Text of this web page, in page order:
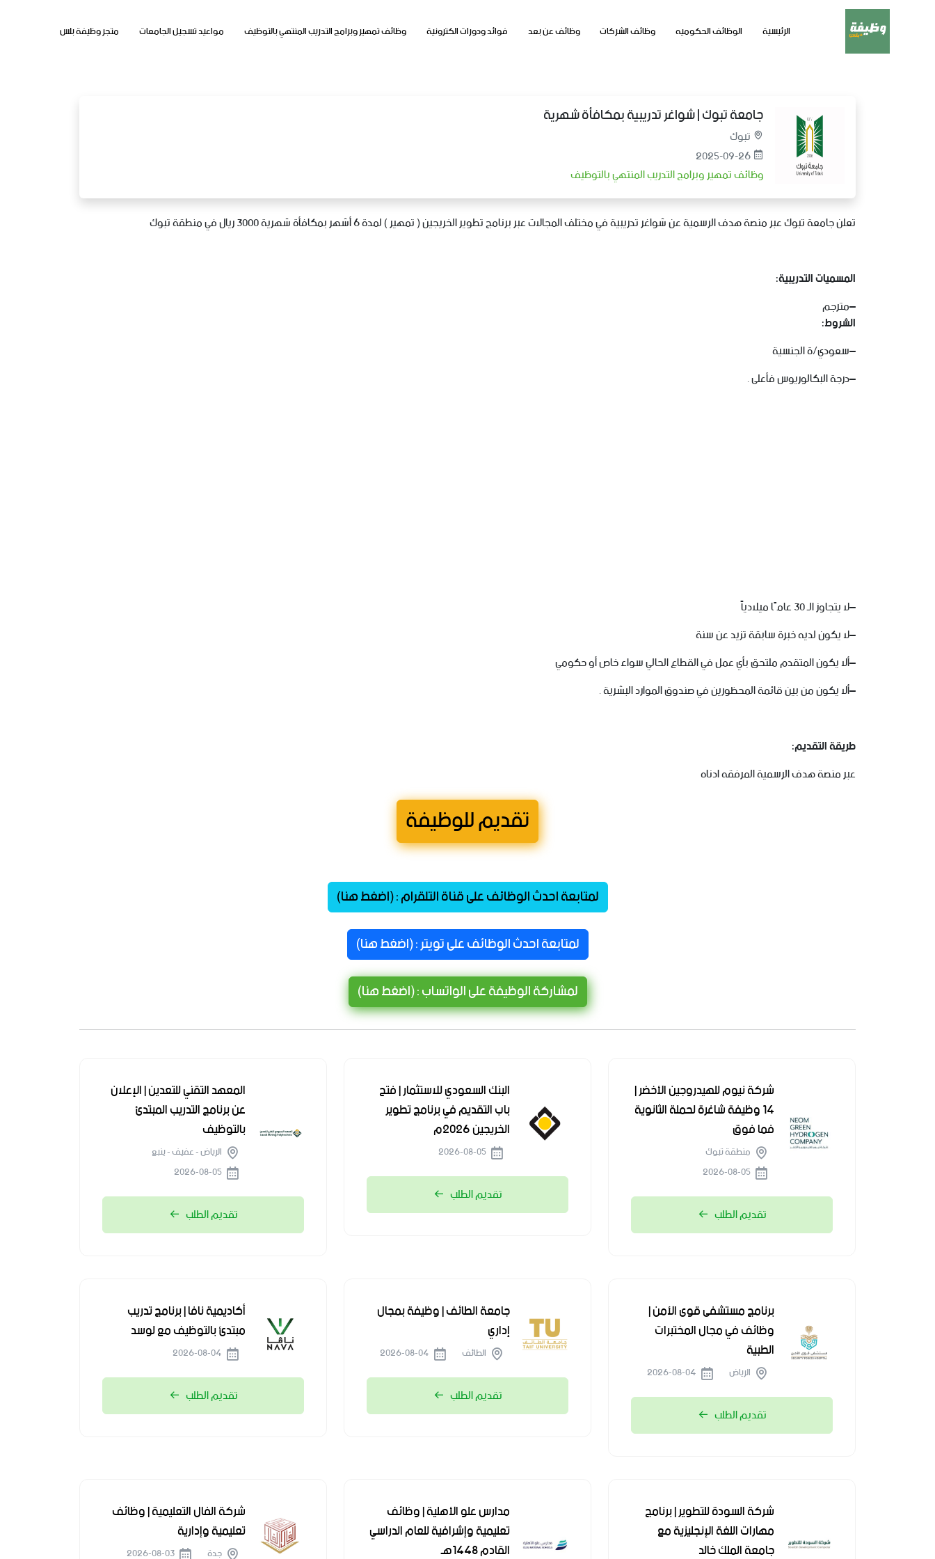
الرئيسية الوظائف الحكوميه وظائف الشركات وظائف عن بعد فوائد ودورات الكترونية وظائف تمهير وبرامج التدريب المنتهي بالتوظيف مواعيد تسجيل الجامعات متجر وظيفة بلس
جامعة تبوك | شواغر تدريبية بمكافأة شهرية
تبوك
2025-09-26
وظائف تمهير وبرامج التدريب المنتهي بالتوظيف
تعلن جامعة تبوك عبر منصة هدف الرسمية عن شواغر تدريبية في مختلف المجالات عبر برنامج تطوير الخريجين ( تمهير ) لمدة 6 أشهر بمكافأة شهرية 3000 ريال في منطقة تبوك
المسمياتالتدريبية:
–مترجم
الشروط:
–سعودي/ةالجنسية
–درجةالبكالوريوسفأعلى.
–لايتجاوزالـ30 عامًاميلادياً
–لايكونلديهخبرةسابقةتزيدعنسنة
–ألايكونالمتقدمملتحقبأيعملفيالقطاعالحاليسواءخاصأوحكومي
–ألايكونمنبينقائمةالمحظورينفيصندوقالمواردالبشرية.
طريقةالتقديم:
عبرمنصةهدفالرسميةالمرفقهادناه
تقديم للوظيفة
لمتابعة احدث الوظائف على قناة التلقرام : (اضغط هنا)
لمتابعة احدث الوظائف على تويتر : (اضغط هنا)
لمشاركة الوظيفة على الواتساب : (اضغط هنا)
شركة نيوم للهيدروجين الأخضر |
14 وظيفة شاغرة لحملة الثانوية
فما فوق
منطقة تبوك
تقديم الطلب
البنك السعودي للاستثمار | فتح
باب التقديم في برنامج تطوير
الخريجين 2026م
تقديم الطلب
المعهد التقني للتعدين | الإعلان
عن برنامج التدريب المبتدئ
بالتوظيف
الرياض - عفيف - ينبع
تقديم الطلب
برنامج مستشفى قوى الأمن |
وظائف في مجال المختبرات
الطبية
الرياض
تقديم الطلب
جامعة الطائف | وظيفة بمجال
إداري
الطائف
تقديم الطلب
أكاديمية نافا | برنامج تدريب
مبتدئ بالتوظيف مع لوسد
تقديم الطلب
شركة السودة للتطوير | برنامج
مهارات اللغة الإنجليزية مع
جامعة الملك خالد
مدارس علو الأهلية | وظائف
تعليمية وإشرافية للعام الدراسي
القادم 1448هـ
شركة الفال التعليمية | وظائف
تعليمية وإدارية
جدة